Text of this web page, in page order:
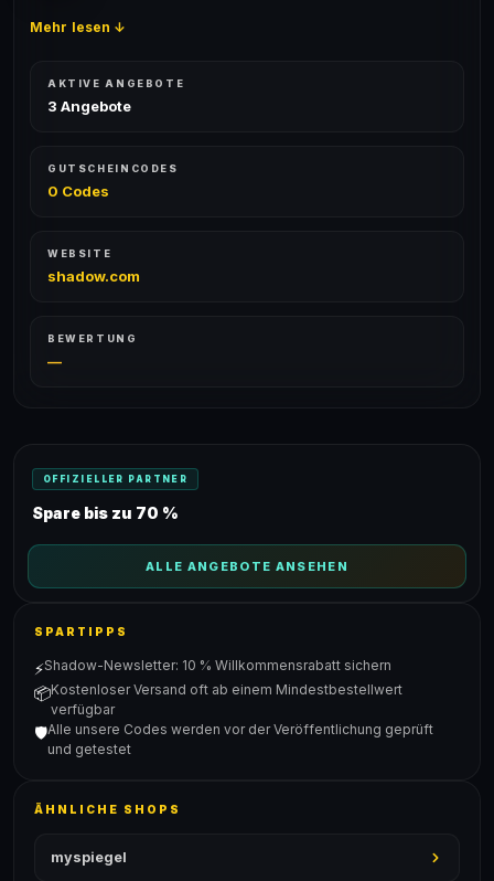
Mehr lesen ↓
AKTIVE ANGEBOTE
3 Angebote
GUTSCHEINCODES
0 Codes
WEBSITE
shadow.com
BEWERTUNG
—
OFFIZIELLER PARTNER
Spare bis zu 70 %
ALLE ANGEBOTE ANSEHEN
SPARTIPPS
⚡Shadow-Newsletter: 10 % Willkommensrabatt sichern
📦Kostenloser Versand oft ab einem Mindestbestellwert
verfügbar
🛡️Alle unsere Codes werden vor der Veröffentlichung geprüft
und getestet
ÄHNLICHE SHOPS
myspiegel